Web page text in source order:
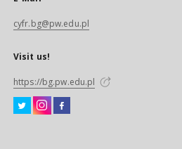
cyfr.bg@pw.edu.pl
Visit us!
https://bg.pw.edu.pl